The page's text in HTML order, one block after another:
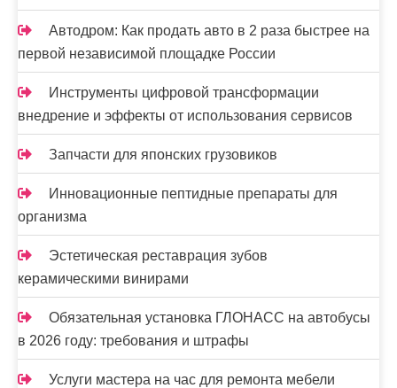
Автодром: Как продать авто в 2 раза быстрее на
первой независимой площадке России
Инструменты цифровой трансформации
внедрение и эффекты от использования сервисов
Запчасти для японских грузовиков
Инновационные пептидные препараты для
организма
Эстетическая реставрация зубов
керамическими винирами
Обязательная установка ГЛОНАСС на автобусы
в 2026 году: требования и штрафы
Услуги мастера на час для ремонта мебели